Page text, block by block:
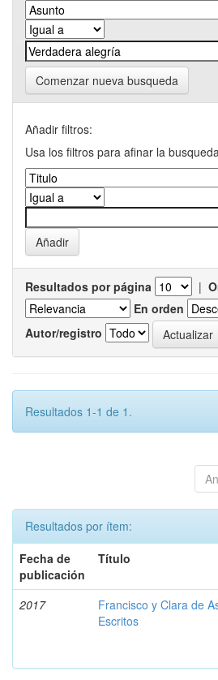
Comenzar nueva busqueda
Añadir filtros:
Usa los filtros para afinar la
Resultados por página |
En orden
Autor/registro
Resultados 1-1 de 1.
Resultados por ítem:
Fecha de
publicación
Título
2017
Francisco y Clara de
Escritos